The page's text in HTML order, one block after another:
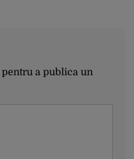
pentru a publica un